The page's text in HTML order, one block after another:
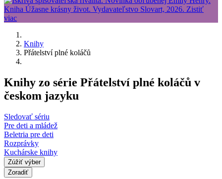
Knihy
Přátelství plné koláčů
Knihy zo série Přátelství plné koláčů v
českom jazyku
Sledovať sériu
Pre deti a mládež
Beletria pre deti
Rozprávky
Kuchárske knihy
Zúžiť výber
Zoradiť